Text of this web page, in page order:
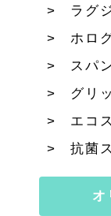
ラグ
ホロ
スパ
グリ
エコ
抗菌
オ